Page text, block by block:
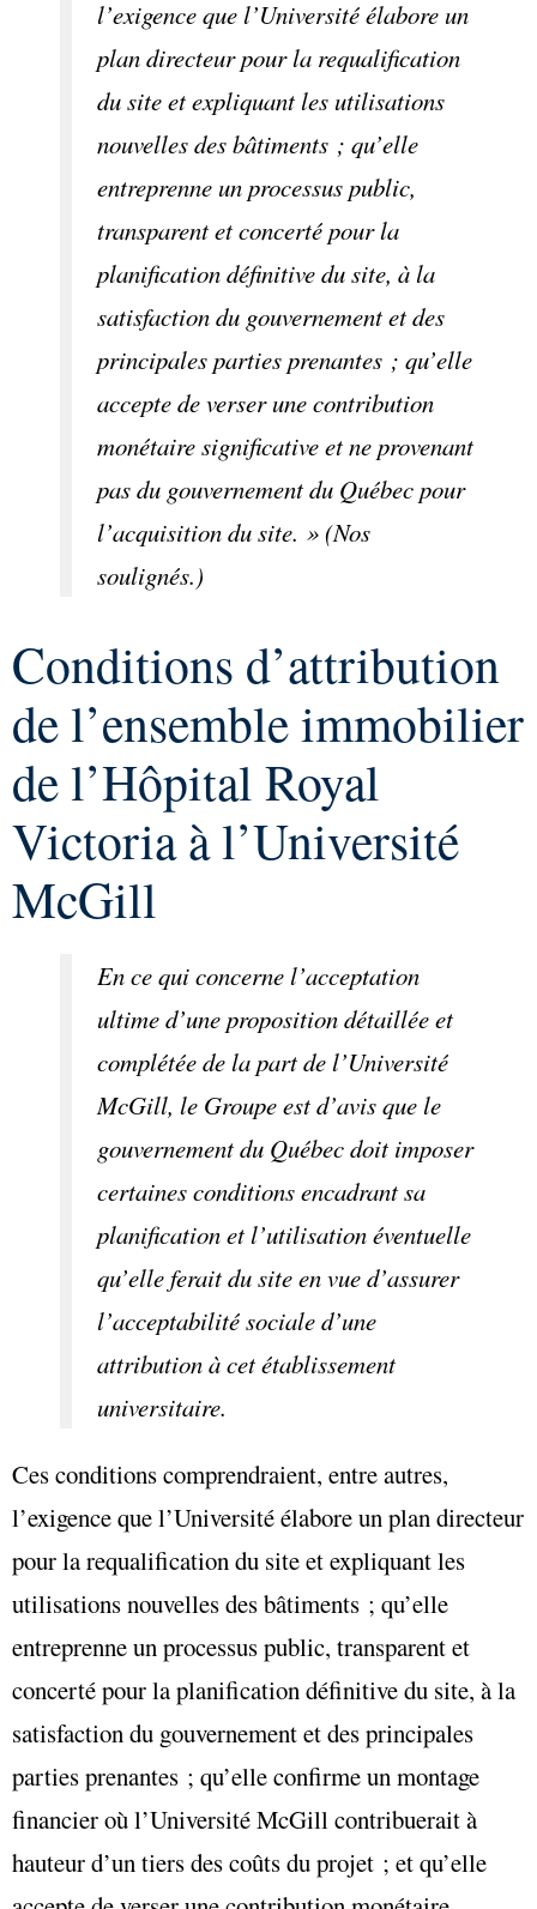
l’exigence que l’Université élabore un
plan directeur pour la requalification
du site et expliquant les utilisations
nouvelles des bâtiments ; qu’elle
entreprenne un processus public,
transparent et concerté pour la
planification définitive du site, à la
satisfaction du gouvernement et des
principales parties prenantes ; qu’elle
accepte de verser une contribution
monétaire significative et ne provenant
pas du gouvernement du Québec pour
l’acquisition du site. » (Nos
soulignés.)
Conditions d’attribution
de l’ensemble immobilier
de l’Hôpital Royal
Victoria à l’Université
McGill
En ce qui concerne l’acceptation
ultime d’une proposition détaillée et
complétée de la part de l’Université
McGill, le Groupe est d’avis que le
gouvernement du Québec doit imposer
certaines conditions encadrant sa
planification et l’utilisation éventuelle
qu’elle ferait du site en vue d’assurer
l’acceptabilité sociale d’une
attribution à cet établissement
universitaire.
Ces conditions comprendraient, entre autres,
l’exigence que l’Université élabore un plan directeur
pour la requalification du site et expliquant les
utilisations nouvelles des bâtiments ; qu’elle
entreprenne un processus public, transparent et
concerté pour la planification définitive du site, à la
satisfaction du gouvernement et des principales
parties prenantes ; qu’elle confirme un montage
financier où l’Université McGill contribuerait à
hauteur d’un tiers des coûts du projet ; et qu’elle